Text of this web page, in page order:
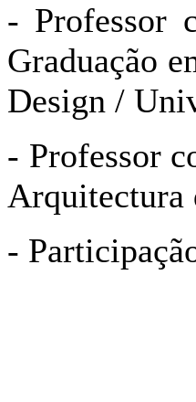
- Professor
Graduação
Design /
- Professor
Arquitectura
-